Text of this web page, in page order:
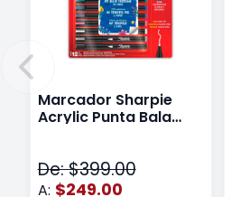
Marcador Sharpie
Acrylic Punta Bala
De: $399.00
A: $249.00